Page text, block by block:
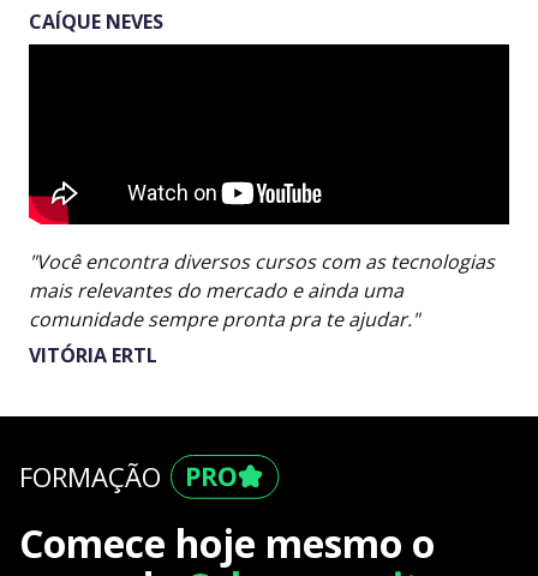
CAÍQUE NEVES
"Você encontra diversos cursos com as tecnologias
mais relevantes do mercado e ainda uma
comunidade sempre pronta pra te ajudar."
VITÓRIA ERTL
FORMAÇÃO
Comece hoje mesmo o